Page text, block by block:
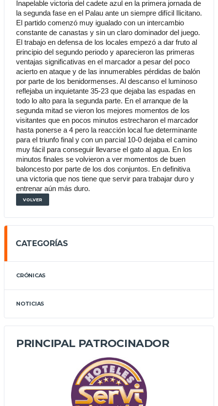
Inapelable victoria del cadete azul en la primera jornada de
la segunda fase en el Palau ante un siempre difícil Ilicitano.
El partido comenzó muy igualado con un intercambio
constante de canastas y sin un claro dominador del juego.
El trabajo en defensa de los locales empezó a dar fruto al
principio del segundo periodo y aparecieron las primeras
ventajas significativas en el marcador a pesar del poco
acierto en ataque y de las innumerables pérdidas de balón
por parte de los benidormenses. Al descanso el luminoso
reflejaba un inquietante 35-23 que dejaba las espadas en
todo lo alto para la segunda parte. En el arranque de la
segunda mitad se vieron los mejores momentos de los
visitantes que en pocos minutos estrecharon el marcador
hasta ponerse a 4 pero la reacción local fue determinante
para el triunfo final y con un parcial 10-0 dejaba el camino
muy fácil para conseguir llevarse el gato al agua. En los
minutos finales se volvieron a ver momentos de buen
baloncesto por parte de los dos conjuntos. En definitiva
una victoria que nos tiene que servir para trabajar duro y
entrenar aún más duro.
VOLVER
CATEGORÍAS
CRÓNICAS
NOTICIAS
PRINCIPAL PATROCINADOR